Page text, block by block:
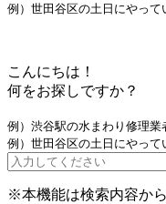
例）世田谷区の土日にやって
こんにちは！
何をお探しですか？
例）渋谷駅の水まわり修理業
例）世田谷区の土日にやって
※本機能は検索内容か